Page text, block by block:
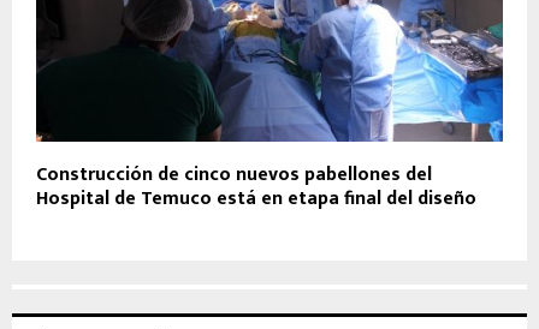
Construcción de cinco nuevos pabellones del
Hospital de Temuco está en etapa final del diseño